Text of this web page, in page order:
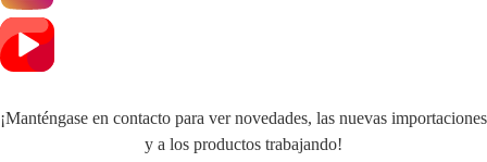
¡Manténgase en contacto para ver novedades, las nuevas importaciones
y a los productos trabajando!